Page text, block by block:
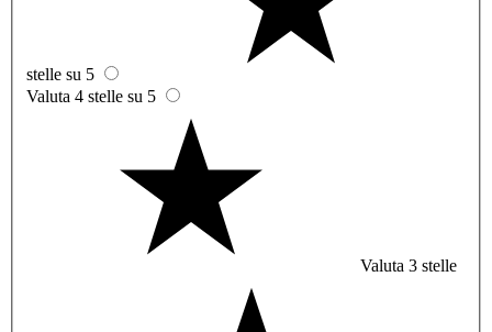
stelle su 5
Valuta 4 stelle su 5
Valuta 3 stelle